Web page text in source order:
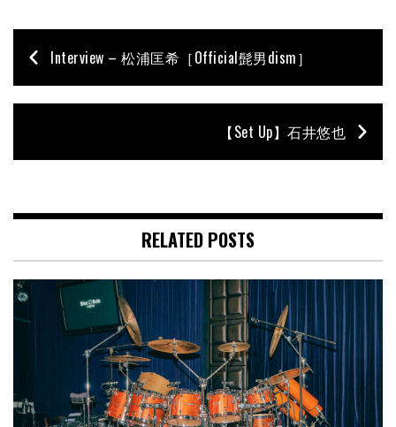
Interview – 松浦匡希［Official髭男dism］
【Set Up】石井悠也
RELATED POSTS